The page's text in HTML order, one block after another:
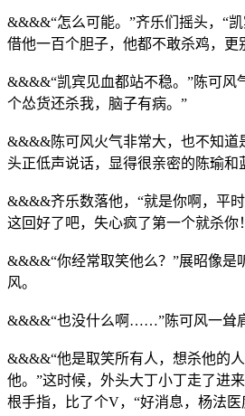
&&&&“怎么可能。”齐乐们摇头，“凯
借他一百个胆子，他都不敢杀鸡，更
&&&&“凯宾见血都站不稳。”陈可风
个怂货还杀我，脑子有病。”
&&&&陈可风火气非常大，也不知道
头正低声说话，显得很亲密的陈瑜和
&&&&齐乐数落他，“就是你啊，平时
这回好了吧，失心疯了第一个就杀你
&&&&“你经常取笑他么？”展昭像是
风。
&&&&“也没什么啊……”陈可风一耸
&&&&“他是取笑所有人，想杀他的
他。”这时候，外头大丁小丁走了进
根手指，比了个V，“好消息，杨法